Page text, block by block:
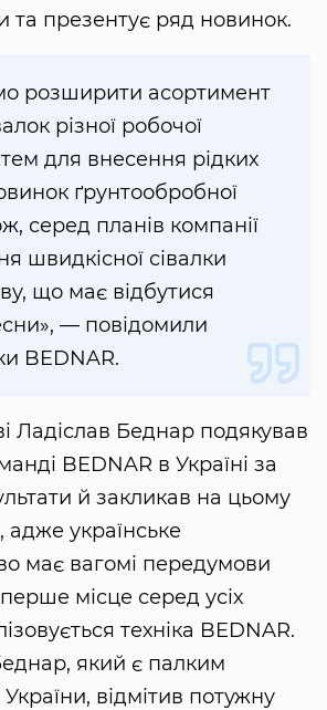
та презентує ряд новинок.
розширити асортимент
різної робочої
для внесення рідких
ґрунтообробної
серед планів компанії
швидкісної сівалки
що має відбутися
— повідомили
BEDNAR.
Ладіслав Беднар подякував
BEDNAR в Україні за
й закликав на цьому
адже українське
має вагомі передумови
місце серед усіх
техніка BEDNAR.
який є палким
відмітив потужну